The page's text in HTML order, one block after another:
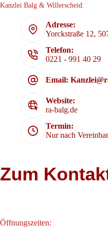
Kanzlei Balg & Willerscheid:
Adresse:
Yorckstraße 12,
Telefon:
0221 - 991 40 29
Email:
Website:
ra-balg.de
Termin:
Nur nach
Zum
Öffnungszeiten: